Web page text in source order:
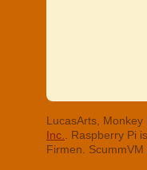
LucasArts,
Inc.
. Raspberry Pi
Firmen.